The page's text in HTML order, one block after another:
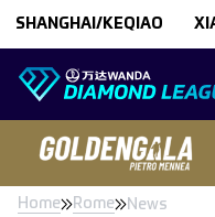
SHANGHAI/KEQIAO
Home Rome News